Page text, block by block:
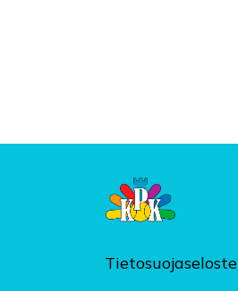
Tietosuojaseloste